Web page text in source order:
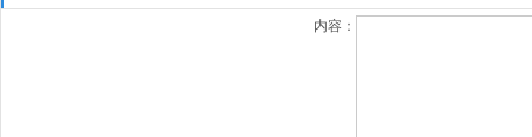
内容：